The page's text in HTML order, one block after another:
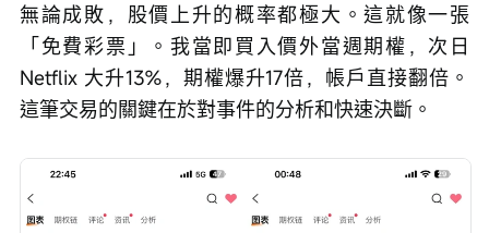
無論成敗，股價上升的概率都極大。這就像一張
「免費彩票」。我當即買入價外當週期權，次日
Netflix 大升13%，期權爆升17倍，帳戶直接翻倍。
這筆交易的關鍵在於對事件的分析和快速決斷。